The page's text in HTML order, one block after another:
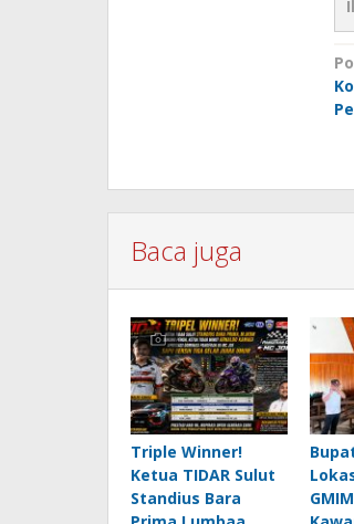
Baca juga
Triple Winner!
Ketua TIDAR Sulut
Standius Bara